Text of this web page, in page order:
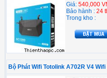
Giá: 540,000
Bảo hành : 24
Trong kho :
Bộ Phát Wifi Totolink A702R V4